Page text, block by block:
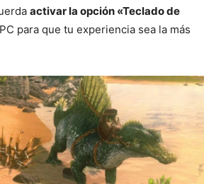
activar la opción «Teclado de
para que tu experiencia sea la más